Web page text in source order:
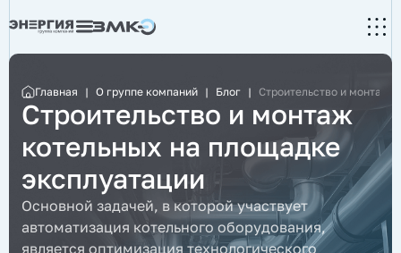
Главная | О группе компаний | Блог | Строительство и монтаж
Строительство и монтаж
котельных на площадке
эксплуатации
Основной задачей, в которой участвует
автоматизация котельного оборудования,
является оптимизация технологического